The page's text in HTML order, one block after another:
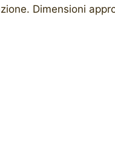
Dimensioni